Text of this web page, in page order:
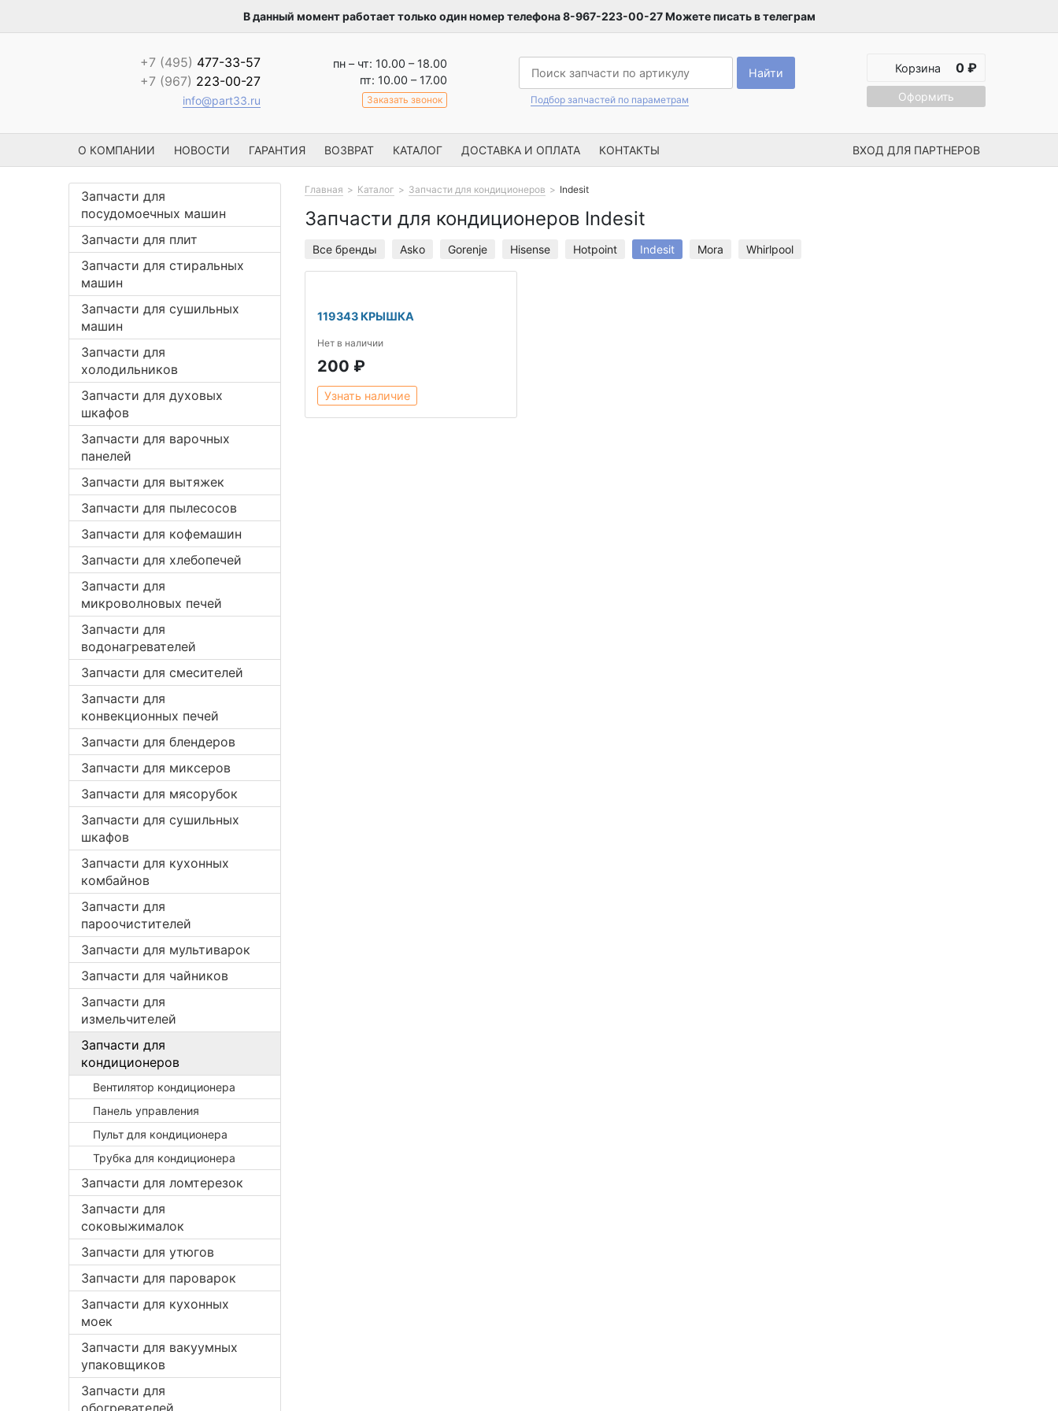
В данный момент работает только один номер телефона 8-967-223-00-27 Можете писать в телеграм
+7 (495) 477-33-57
+7 (967) 223-00-27
info@part33.ru
пн – чт: 10.00 – 18.00
пт: 10.00 – 17.00
Заказать звонок
Найти
Подбор запчастей по параметрам
Корзина 0 ₽
Оформить
О КОМПАНИИ НОВОСТИ ГАРАНТИЯ ВОЗВРАТ КАТАЛОГ ДОСТАВКА И ОПЛАТА КОНТАКТЫ ВХОД ДЛЯ ПАРТНЕРОВ
Запчасти для
посудомоечных машин
Запчасти для плит
Запчасти для стиральных
машин
Запчасти для сушильных
машин
Запчасти для
холодильников
Запчасти для духовых
шкафов
Запчасти для варочных
панелей
Запчасти для вытяжек
Запчасти для пылесосов
Запчасти для кофемашин
Запчасти для хлебопечей
Запчасти для
микроволновых печей
Запчасти для
водонагревателей
Запчасти для смесителей
Запчасти для
конвекционных печей
Запчасти для блендеров
Запчасти для миксеров
Запчасти для мясорубок
Запчасти для сушильных
шкафов
Запчасти для кухонных
комбайнов
Запчасти для
пароочистителей
Запчасти для мультиварок
Запчасти для чайников
Запчасти для
измельчителей
Запчасти для
кондиционеров
Вентилятор кондиционера
Панель управления
Пульт для кондиционера
Трубка для кондиционера
Запчасти для ломтерезок
Запчасти для
соковыжималок
Запчасти для утюгов
Запчасти для пароварок
Запчасти для кухонных
моек
Запчасти для вакуумных
упаковщиков
Запчасти для
обогревателей
Главная Каталог Запчасти для кондиционеров Indesit
Запчасти для кондиционеров Indesit
Все бренды Asko Gorenje Hisense Hotpoint Indesit Mora Whirlpool
119343 КРЫШКА
Нет в наличии
200 ₽
Узнать наличие